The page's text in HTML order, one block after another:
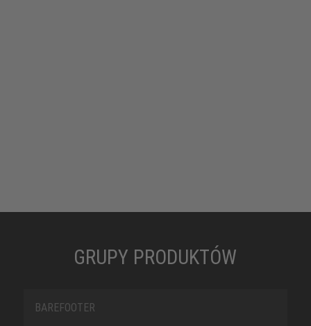
GRUPY PRODUKTÓW
BAREFOOTER